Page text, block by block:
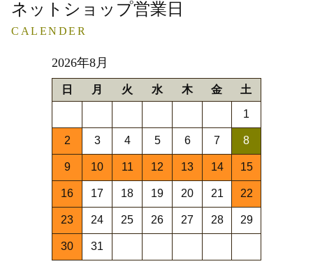
ネットショップ営業日
CALENDER
2026年8月
日 月 火 水 木 金 土
1
2 3 4 5 6 7 8
9 10 11 12 13 14 15
16 17 18 19 20 21 22
23 24 25 26 27 28 29
30 31